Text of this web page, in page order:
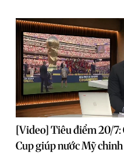
[Video] Tiêu điểm 20/7:
Cup giúp nước Mỹ